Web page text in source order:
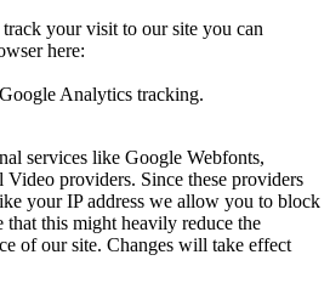
your visit to our site you can
here:
Analytics tracking.
services like Google Webfonts,
providers. Since these providers
your IP address we allow you to block
that this might heavily reduce the
of our site. Changes will take effect